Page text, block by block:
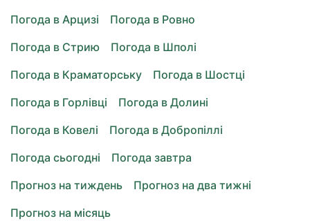
Погода в Арцизі
Погода в Ровно
Погода в Стрию
Погода в Шполі
Погода в Краматорську
Погода в Шостці
Погода в Горлівці
Погода в Долині
Погода в Ковелі
Погода в Добропіллі
Погода сьогодні
Погода завтра
Прогноз на тиждень
Прогноз на два тижні
Прогноз на місяць